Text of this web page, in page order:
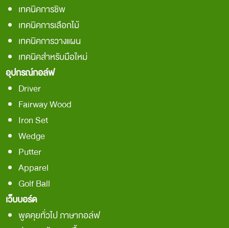
เทคนิคการชิพ
เทคนิคการเลือกไม้
เทคนิคการวางแผน
เทคนิคสำหรับมือใหม่
อุปกรณ์กอล์ฟ
Driver
Fairway Wood
Iron Set
Wedge
Putter
Apparel
Golf Ball
เว็บบอร์ด
พูดคุยทั่วไป ภาษากอล์ฟ